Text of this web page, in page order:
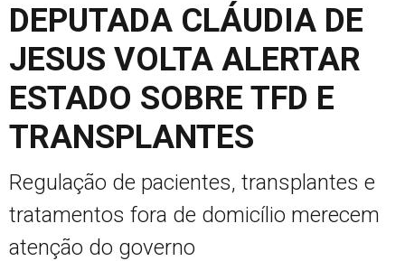
DEPUTADA CLÁUDIA DE
JESUS VOLTA ALERTAR
ESTADO SOBRE TFD E
TRANSPLANTES
Regulação de pacientes, transplantes e
tratamentos fora de domicílio merecem
atenção do governo